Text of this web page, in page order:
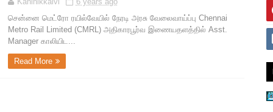
சென்னை மெட்ரோ ரயில்வேயில் நேரடி அரசு வேலைவாய்ப்பு Chennai
Metro Rail Limited (CMRL) அதிகாரபூர்வ இணையதளத்தில் Asst.
Manager காலியிட...
Read More